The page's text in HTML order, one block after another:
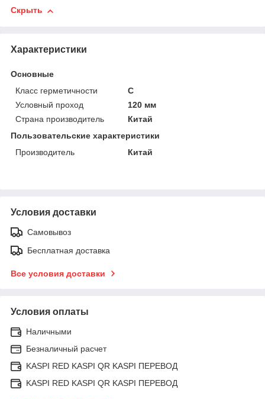
Скрыть
Характеристики
Основные
Класс герметичности
С
Условный проход
120 мм
Страна производитель
Китай
Пользовательские характеристики
Производитель
Китай
Условия доставки
Самовывоз
Бесплатная доставка
Все условия доставки
Условия оплаты
Наличными
Безналичный расчет
KASPI RED KASPI QR KASPI ПЕРЕВОД
KASPI RED KASPI QR KASPI ПЕРЕВОД